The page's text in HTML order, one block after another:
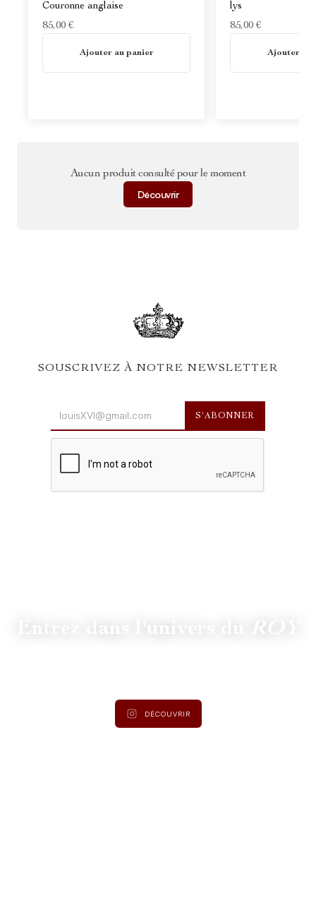
Couronne anglaise
85,00 €
Ajouter au panier
lys
85,00 €
Ajouter au
Aucun produit consulté pour le moment
Découvrir
SOUSCRIVEZ À NOTRE NEWSLETTER
ROY
DÉCOUVRIR